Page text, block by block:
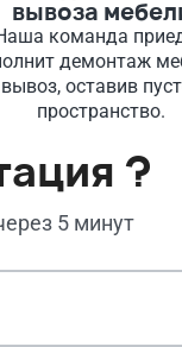
вывоза
команда
демонтаж
вывоз, оставив
пространство.
?
5 минут